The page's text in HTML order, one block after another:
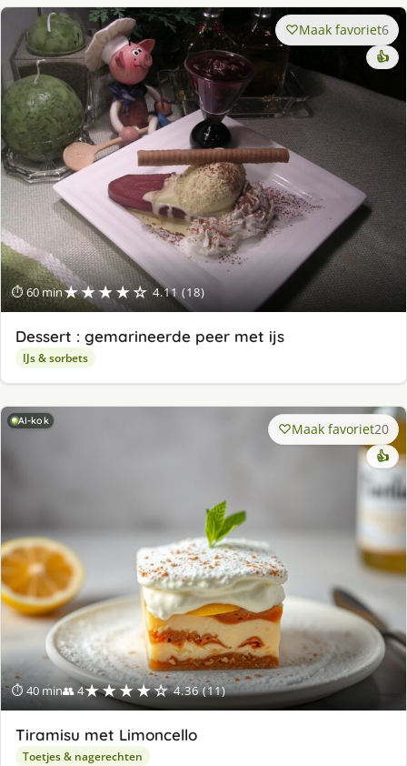
⏱ 60 min★★★★☆ 4.11 (18)
Maak favoriet6
👍
Dessert : gemarineerde peer met ijs
IJs & sorbets
AI-kok
⏱ 40 min👥 4★★★★☆ 4.36 (11)
Maak favoriet20
👍
Tiramisu met Limoncello
Toetjes & nagerechten